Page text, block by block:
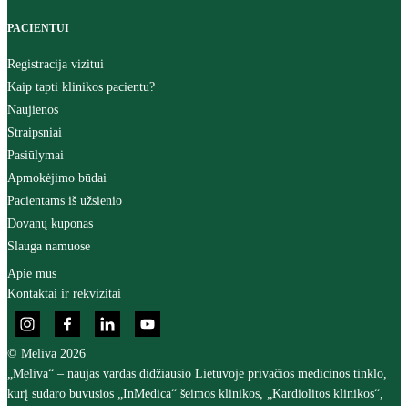
PACIENTUI
Registracija vizitui
Kaip tapti klinikos pacientu?
Naujienos
Straipsniai
Pasiūlymai
Apmokėjimo būdai
Pacientams iš užsienio
Dovanų kuponas
Slauga namuose
Apie mus
Kontaktai ir rekvizitai
© Meliva 2026
„Meliva“ – naujas vardas didžiausio Lietuvoje privačios medicinos tinklo,
kurį sudaro buvusios „InMedica“ šeimos klinikos, „Kardiolitos klinikos“,